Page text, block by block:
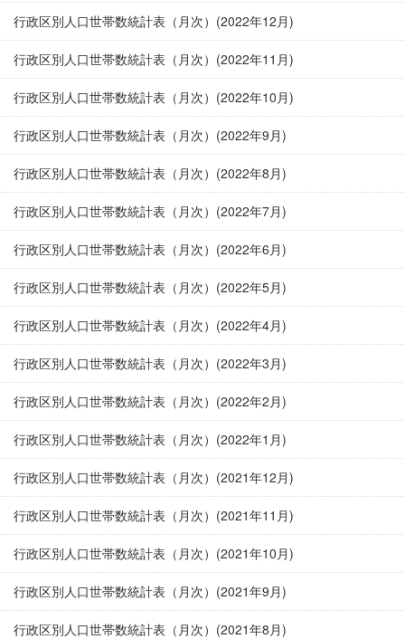
行政区別人口世帯数統計表（月次）(2022年12月)
行政区別人口世帯数統計表（月次）(2022年11月)
行政区別人口世帯数統計表（月次）(2022年10月)
行政区別人口世帯数統計表（月次）(2022年9月)
行政区別人口世帯数統計表（月次）(2022年8月)
行政区別人口世帯数統計表（月次）(2022年7月)
行政区別人口世帯数統計表（月次）(2022年6月)
行政区別人口世帯数統計表（月次）(2022年5月)
行政区別人口世帯数統計表（月次）(2022年4月)
行政区別人口世帯数統計表（月次）(2022年3月)
行政区別人口世帯数統計表（月次）(2022年2月)
行政区別人口世帯数統計表（月次）(2022年1月)
行政区別人口世帯数統計表（月次）(2021年12月)
行政区別人口世帯数統計表（月次）(2021年11月)
行政区別人口世帯数統計表（月次）(2021年10月)
行政区別人口世帯数統計表（月次）(2021年9月)
行政区別人口世帯数統計表（月次）(2021年8月)